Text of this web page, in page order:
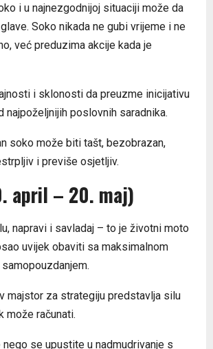
i u najnezgodnijoj situaciji može da
Soko nikada ne gubi vrijeme i ne
već preduzima akcije kada je
i sklonosti da preuzme inicijativu
najpoželjnijih poslovnih saradnika.
soko može biti tašt, bezobrazan,
i previše osjetljiv.
april – 20. maj)
napravi i savladaj – to je životni moto
uvijek obaviti sa maksimalnom
majstor za strategiju predstavlja silu
može računati.
se upustite u nadmudrivanje s